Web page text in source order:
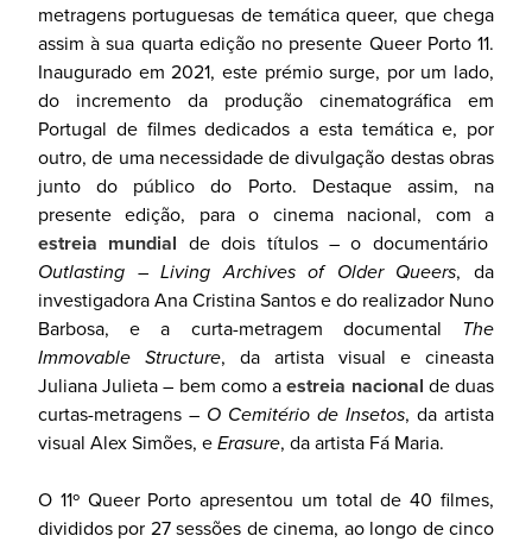
metragens portuguesas de temática queer, que chega
assim à sua quarta edição no presente Queer Porto 11.
Inaugurado em 2021, este prémio surge, por um lado,
do incremento da produção cinematográfica em
Portugal de filmes dedicados a esta temática e, por
outro, de uma necessidade de divulgação destas obras
junto do público do Porto. Destaque assim, na
presente edição, para o cinema nacional, com a
estreia mundial de dois títulos – o documentário
Outlasting – Living Archives of Older Queers, da
investigadora Ana Cristina Santos e do realizador Nuno
Barbosa, e a curta-metragem documental The
Immovable Structure, da artista visual e cineasta
Juliana Julieta – bem como a estreia nacional de duas
curtas-metragens – O Cemitério de Insetos, da artista
visual Alex Simões, e Erasure, da artista Fá Maria.
O 11º Queer Porto apresentou um total de 40 filmes,
divididos por 27 sessões de cinema, ao longo de cinco